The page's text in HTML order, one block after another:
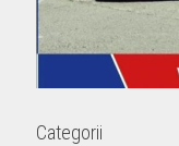
Categorii